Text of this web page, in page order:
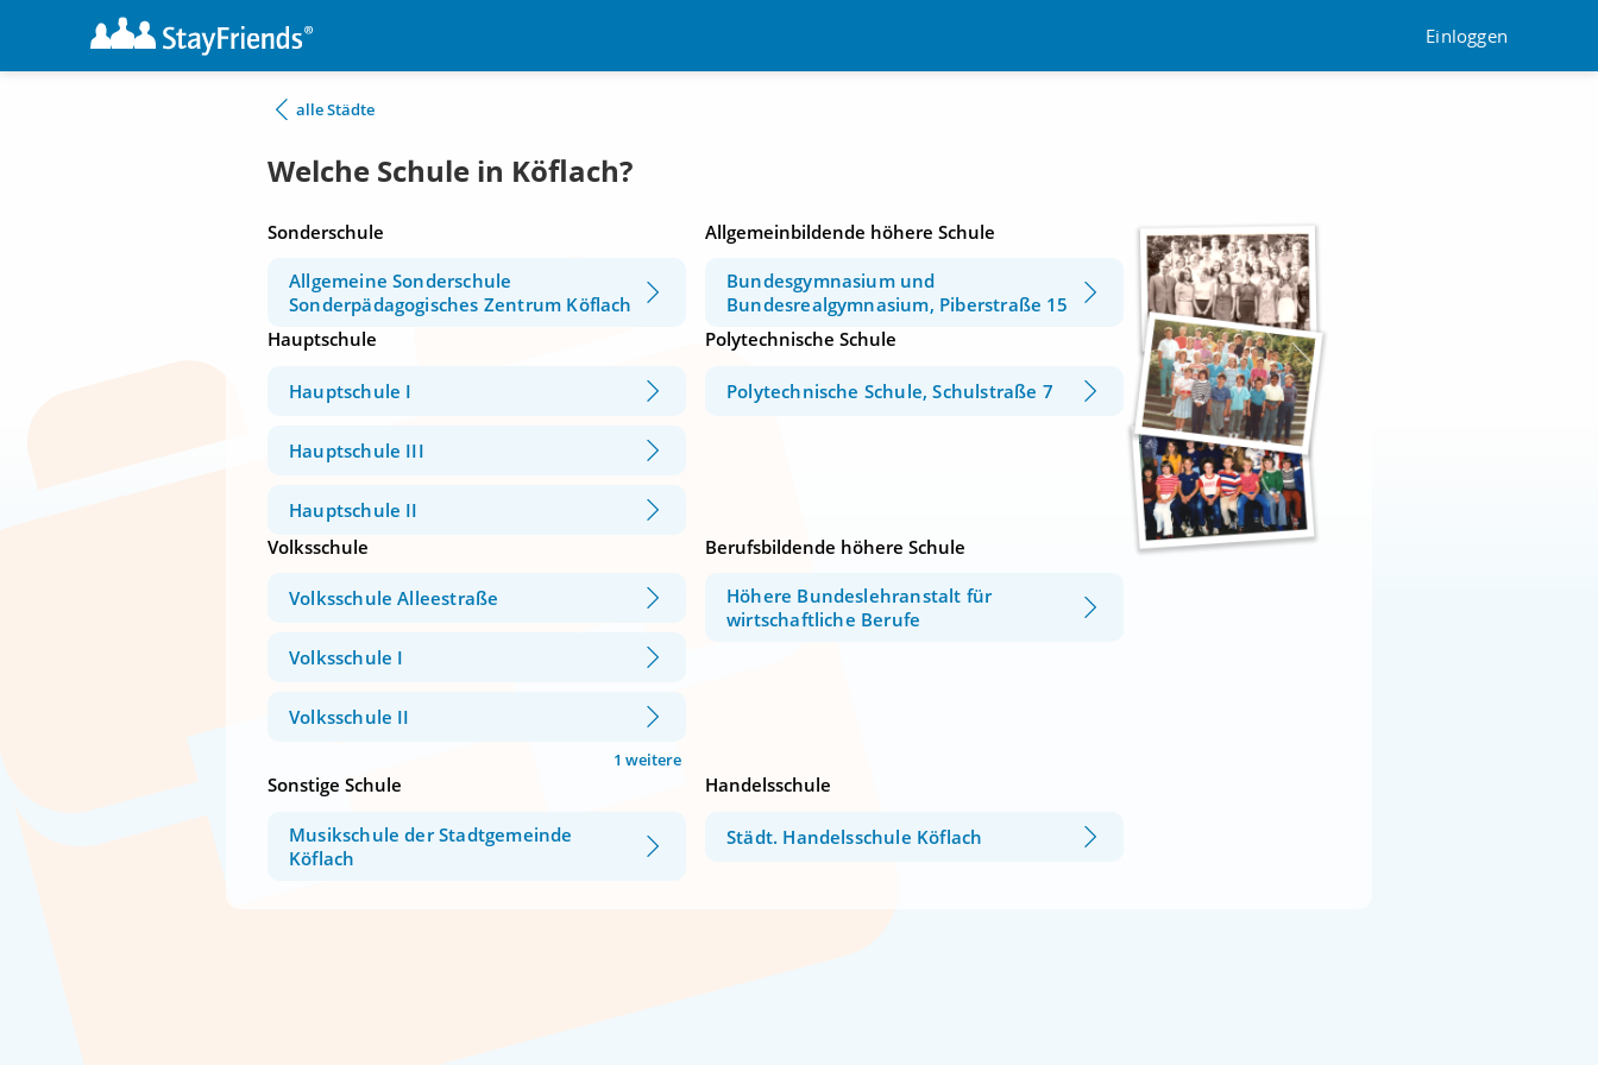
Einloggen
alle Städte
Welche Schule in Köflach?
Sonderschule
Allgemeine Sonderschule
Sonderpädagogisches Zentrum Köflach
Allgemeinbildende höhere Schule
Bundesgymnasium und
Bundesrealgymnasium, Piberstraße 15
Hauptschule
Hauptschule I
Hauptschule III
Hauptschule II
Polytechnische Schule
Polytechnische Schule, Schulstraße 7
Volksschule
Volksschule Alleestraße
Volksschule I
Volksschule II
1 weitere
Berufsbildende höhere Schule
Höhere Bundeslehranstalt für
wirtschaftliche Berufe
Sonstige Schule
Musikschule der Stadtgemeinde
Köflach
Handelsschule
Städt. Handelsschule Köflach